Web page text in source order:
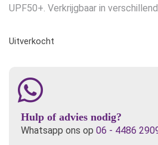
UPF50+. Verkrijgbaar in
Uitverkocht
Hulp of advies nodig?
Whatsapp ons op 06 - 4486